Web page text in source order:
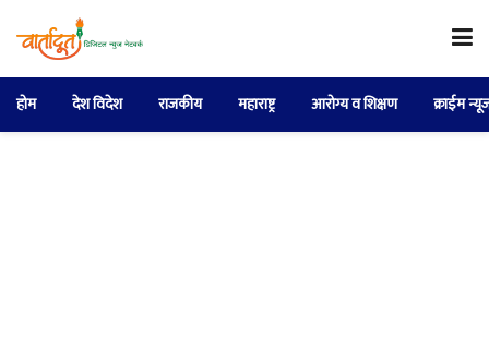
होम देश विदेश राजकीय महाराष्ट्र आरोग्य व शिक्षण क्राईम